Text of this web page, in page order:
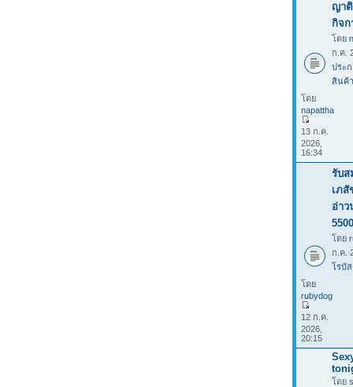
ญา
กิจก
โดย
ก.ค.
ประ
สินค้า
โดย
napattha
13 ก.ค.
2026,
16:34
รับส
เภ
อ่าว
โดย
ก.ค.
โรบั
โดย
rubydog
12 ก.ค.
2026,
20:15
โดย